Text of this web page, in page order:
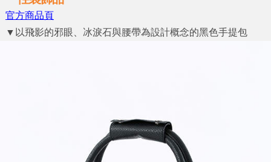
官方商品頁
▼以飛影的邪眼、冰淚石與腰帶為設計概念的黑色手提包